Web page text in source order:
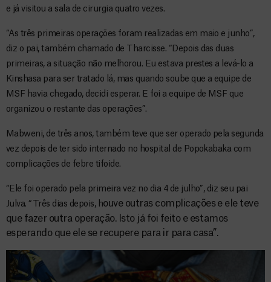
e já visitou a sala de cirurgia quatro vezes.
“As três primeiras operações foram realizadas em maio e junho”,
diz o pai, também chamado de Tharcisse. “Depois das duas
primeiras, a situação não melhorou. Eu estava prestes a levá-lo a
Kinshasa para ser tratado lá, mas quando soube que a equipe de
MSF havia chegado, decidi esperar. E foi a equipe de MSF que
organizou o restante das operações”.
Mabweni, de três anos, também teve que ser operado pela segunda
vez depois de ter sido internado no hospital de Popokabaka com
complicações de febre tifoide.
“Ele foi operado pela primeira vez no dia 4 de julho”, diz seu pai
Julva. “Três dias depois, houve outras complicações e ele teve
que fazer outra operação. Isto já foi feito e estamos
esperando que ele se recupere para ir para casa”.